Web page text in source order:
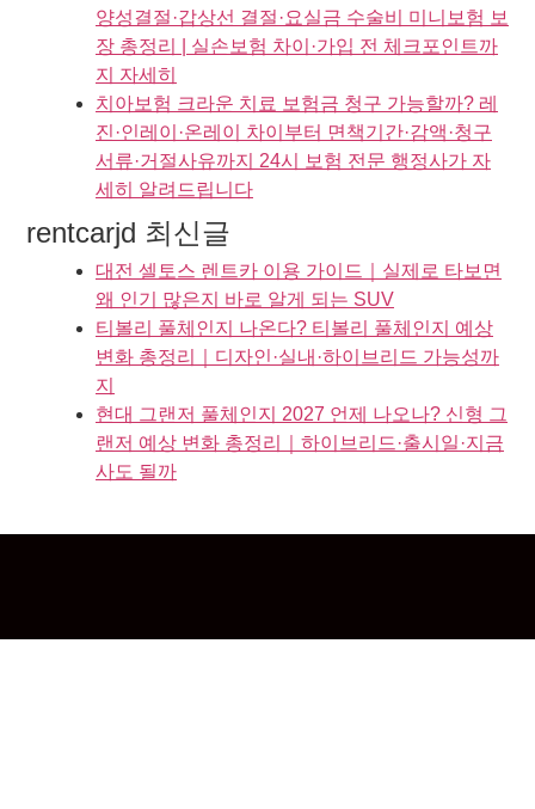
양성결절·갑상선 결절·요실금 수술비 미니보험 보
장 총정리 | 실손보험 차이·가입 전 체크포인트까
지 자세히
치아보험 크라운 치료 보험금 청구 가능할까? 레
진·인레이·온레이 차이부터 면책기간·감액·청구
서류·거절사유까지 24시 보험 전문 행정사가 자
세히 알려드립니다
rentcarjd 최신글
대전 셀토스 렌트카 이용 가이드｜실제로 타보면
왜 인기 많은지 바로 알게 되는 SUV
티볼리 풀체인지 나온다? 티볼리 풀체인지 예상
변화 총정리｜디자인·실내·하이브리드 가능성까
지
현대 그랜저 풀체인지 2027 언제 나오나? 신형 그
랜저 예상 변화 총정리｜하이브리드·출시일·지금
사도 될까